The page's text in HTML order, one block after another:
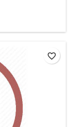
favorite_border